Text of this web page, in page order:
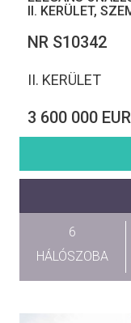
II. KERÜLET,
NR S10342
II. KERÜLET
3 600 000 EUR
6
HÁLÓSZOBA